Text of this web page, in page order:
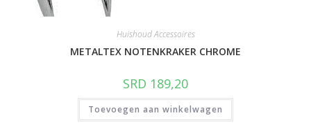
Huishoud Accessoires
METALTEX NOTENKRAKER CHROME
SRD 189,20
Toevoegen aan winkelwagen